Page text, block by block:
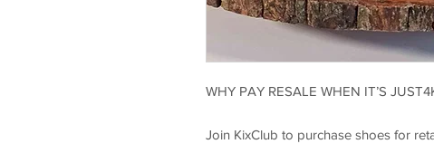
WHY PAY RESALE WHEN IT’S
Join KixClub to purchase shoes for